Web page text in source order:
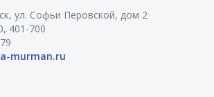
ул. Софьи Перовской, дом 2
401-700
murman.ru